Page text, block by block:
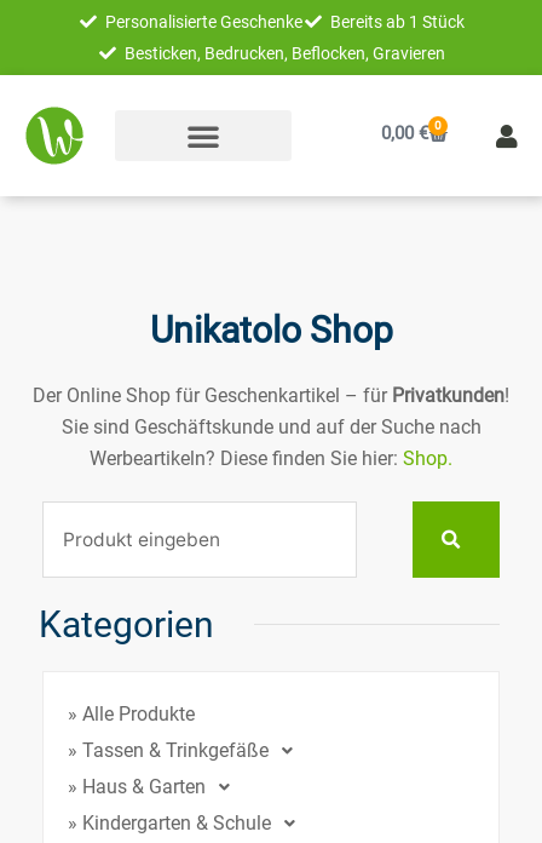
springen
Personalisierte Geschenke
Bereits ab 1 Stück
Besticken, Bedrucken, Beflocken, Gravieren
0,00€ 0
Warenkorb
Unikatolo Shop
Der Online Shop für Geschenkartikel – für Privatkunden!
Sie sind Geschäftskunde und auf der Suche nach
Werbeartikeln? Diese finden Sie hier: Shop.
Kategorien
» Alle Produkte
» Tassen & Trinkgefäße
» Haus & Garten
» Kindergarten & Schule